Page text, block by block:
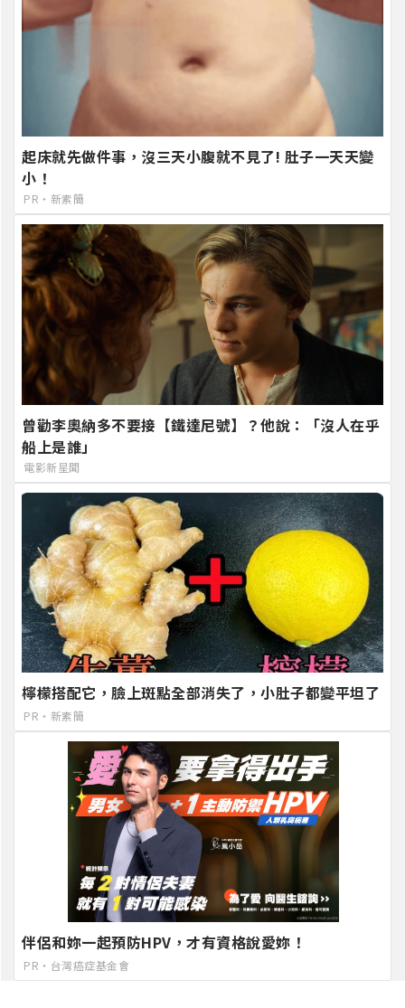
起床就先做件事，沒三天小腹就不見了! 肚子一天天變
小！
PR・新素簡
曾勸李奧納多不要接【鐵達尼號】？他說：「沒人在乎
船上是誰」
電影新星聞
檸檬搭配它，臉上斑點全部消失了，小肚子都變平坦了
PR・新素簡
伴侶和妳一起預防HPV，才有資格說愛妳！
PR・台灣癌症基金會